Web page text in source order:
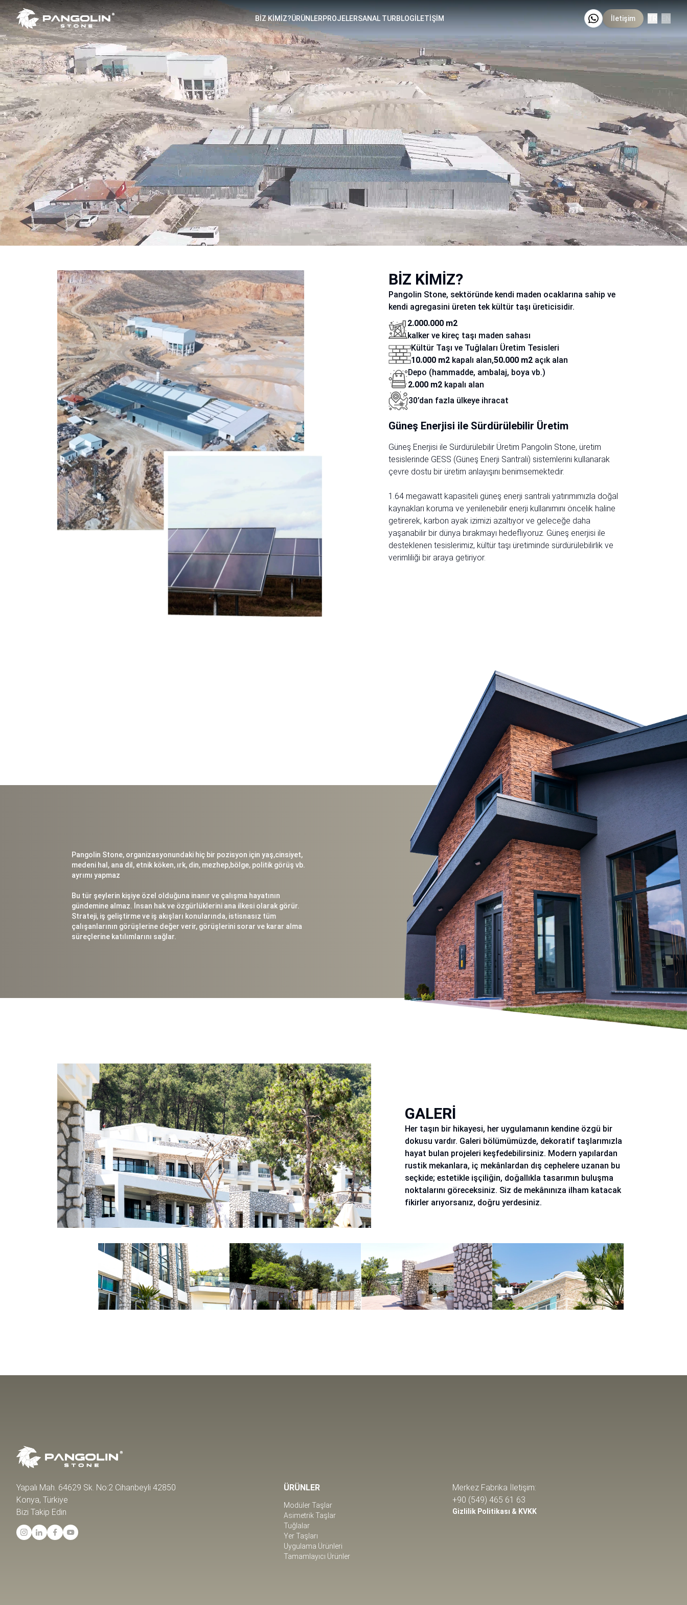
BİZ KİMİZ?ÜRÜNLERPROJELERSANAL TURBLOG İLETIŞIM İletişim
BİZ KİMİZ?
Pangolin Stone, sektöründe kendi maden ocaklarına sahip ve
kendi agregasini üreten tek kültür taşı üreticisidir.
2.000.000 m2
kalker ve kireç taşı maden sahası
Kültür Taşı ve Tuğlaları Üretim Tesisleri
10.000 m2 kapalı alan,50.000 m2 açık alan
Depo (hammadde, ambalaj, boya vb.)
2.000 m2 kapalı alan
30’dan fazla ülkeye ihracat
Güneş Enerjisi ile Sürdürülebilir Üretim
Güneş Enerjisi ile Sürdürülebilir Üretim Pangolin Stone, üretim
tesislerinde GESS (Güneş Enerji Santrali) sistemlerini kullanarak
çevre dostu bir üretim anlayışını benimsemektedir.
1.64 megawatt kapasiteli güneş enerji santrali yatırımımızla doğal
kaynakları koruma ve yenilenebilir enerji kullanımını öncelik haline
getirerek, karbon ayak izimizi azaltıyor ve geleceğe daha
yaşanabilir bir dünya bırakmayı hedefliyoruz. Güneş enerjisi ile
desteklenen tesislerimiz, kültür taşı üretiminde sürdürülebilirlik ve
verimliliği bir araya getiriyor.
Pangolin Stone, organizasyonundaki hiç bir pozisyon için yaş,cinsiyet,
medeni hal, ana dil, etnik köken, ırk, din, mezhep,bölge, politik görüş vb.
ayrımı yapmaz
Bu tür şeylerin kişiye özel olduğuna inanır ve çalışma hayatının
gündemine almaz. İnsan hak ve özgürlüklerini ana ilkesi olarak görür.
Strateji, iş geliştirme ve iş akışları konularında, istisnasız tüm
çalışanlarının görüşlerine değer verir, görüşlerini sorar ve karar alma
süreçlerine katılımlarını sağlar.
GALERİ
Her taşın bir hikayesi, her uygulamanın kendine özgü bir
dokusu vardır. Galeri bölümümüzde, dekoratif taşlarımızla
hayat bulan projeleri keşfedebilirsiniz. Modern yapılardan
rustik mekanlara, iç mekânlardan dış cephelere uzanan bu
seçkide; estetikle işçiliğin, doğallıkla tasarımın buluşma
noktalarını göreceksiniz. Siz de mekânınıza ilham katacak
fikirler arıyorsanız, doğru yerdesiniz.
Yapalı Mah. 64629 Sk. No:2 Cihanbeyli 42850
Konya, Türkiye
Bizi Takip Edin
ÜRÜNLER
Modüler Taşlar
Asimetrik Taşlar
Tuğlalar
Yer Taşları
Uygulama Ürünleri
Tamamlayıcı Ürünler
Merkez Fabrika İletişim:
+90 (549) 465 61 63
Gizlilik Politikası & KVKK